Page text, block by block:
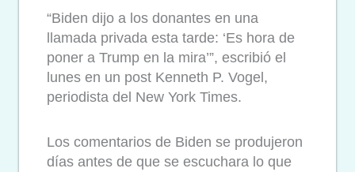
“Biden dijo a los donantes en una
llamada privada esta tarde: ‘Es hora de
poner a Trump en la mira’”, escribió el
lunes en un post Kenneth P. Vogel,
periodista del New York Times.
Los comentarios de Biden se produjeron
días antes de que se escuchara lo que